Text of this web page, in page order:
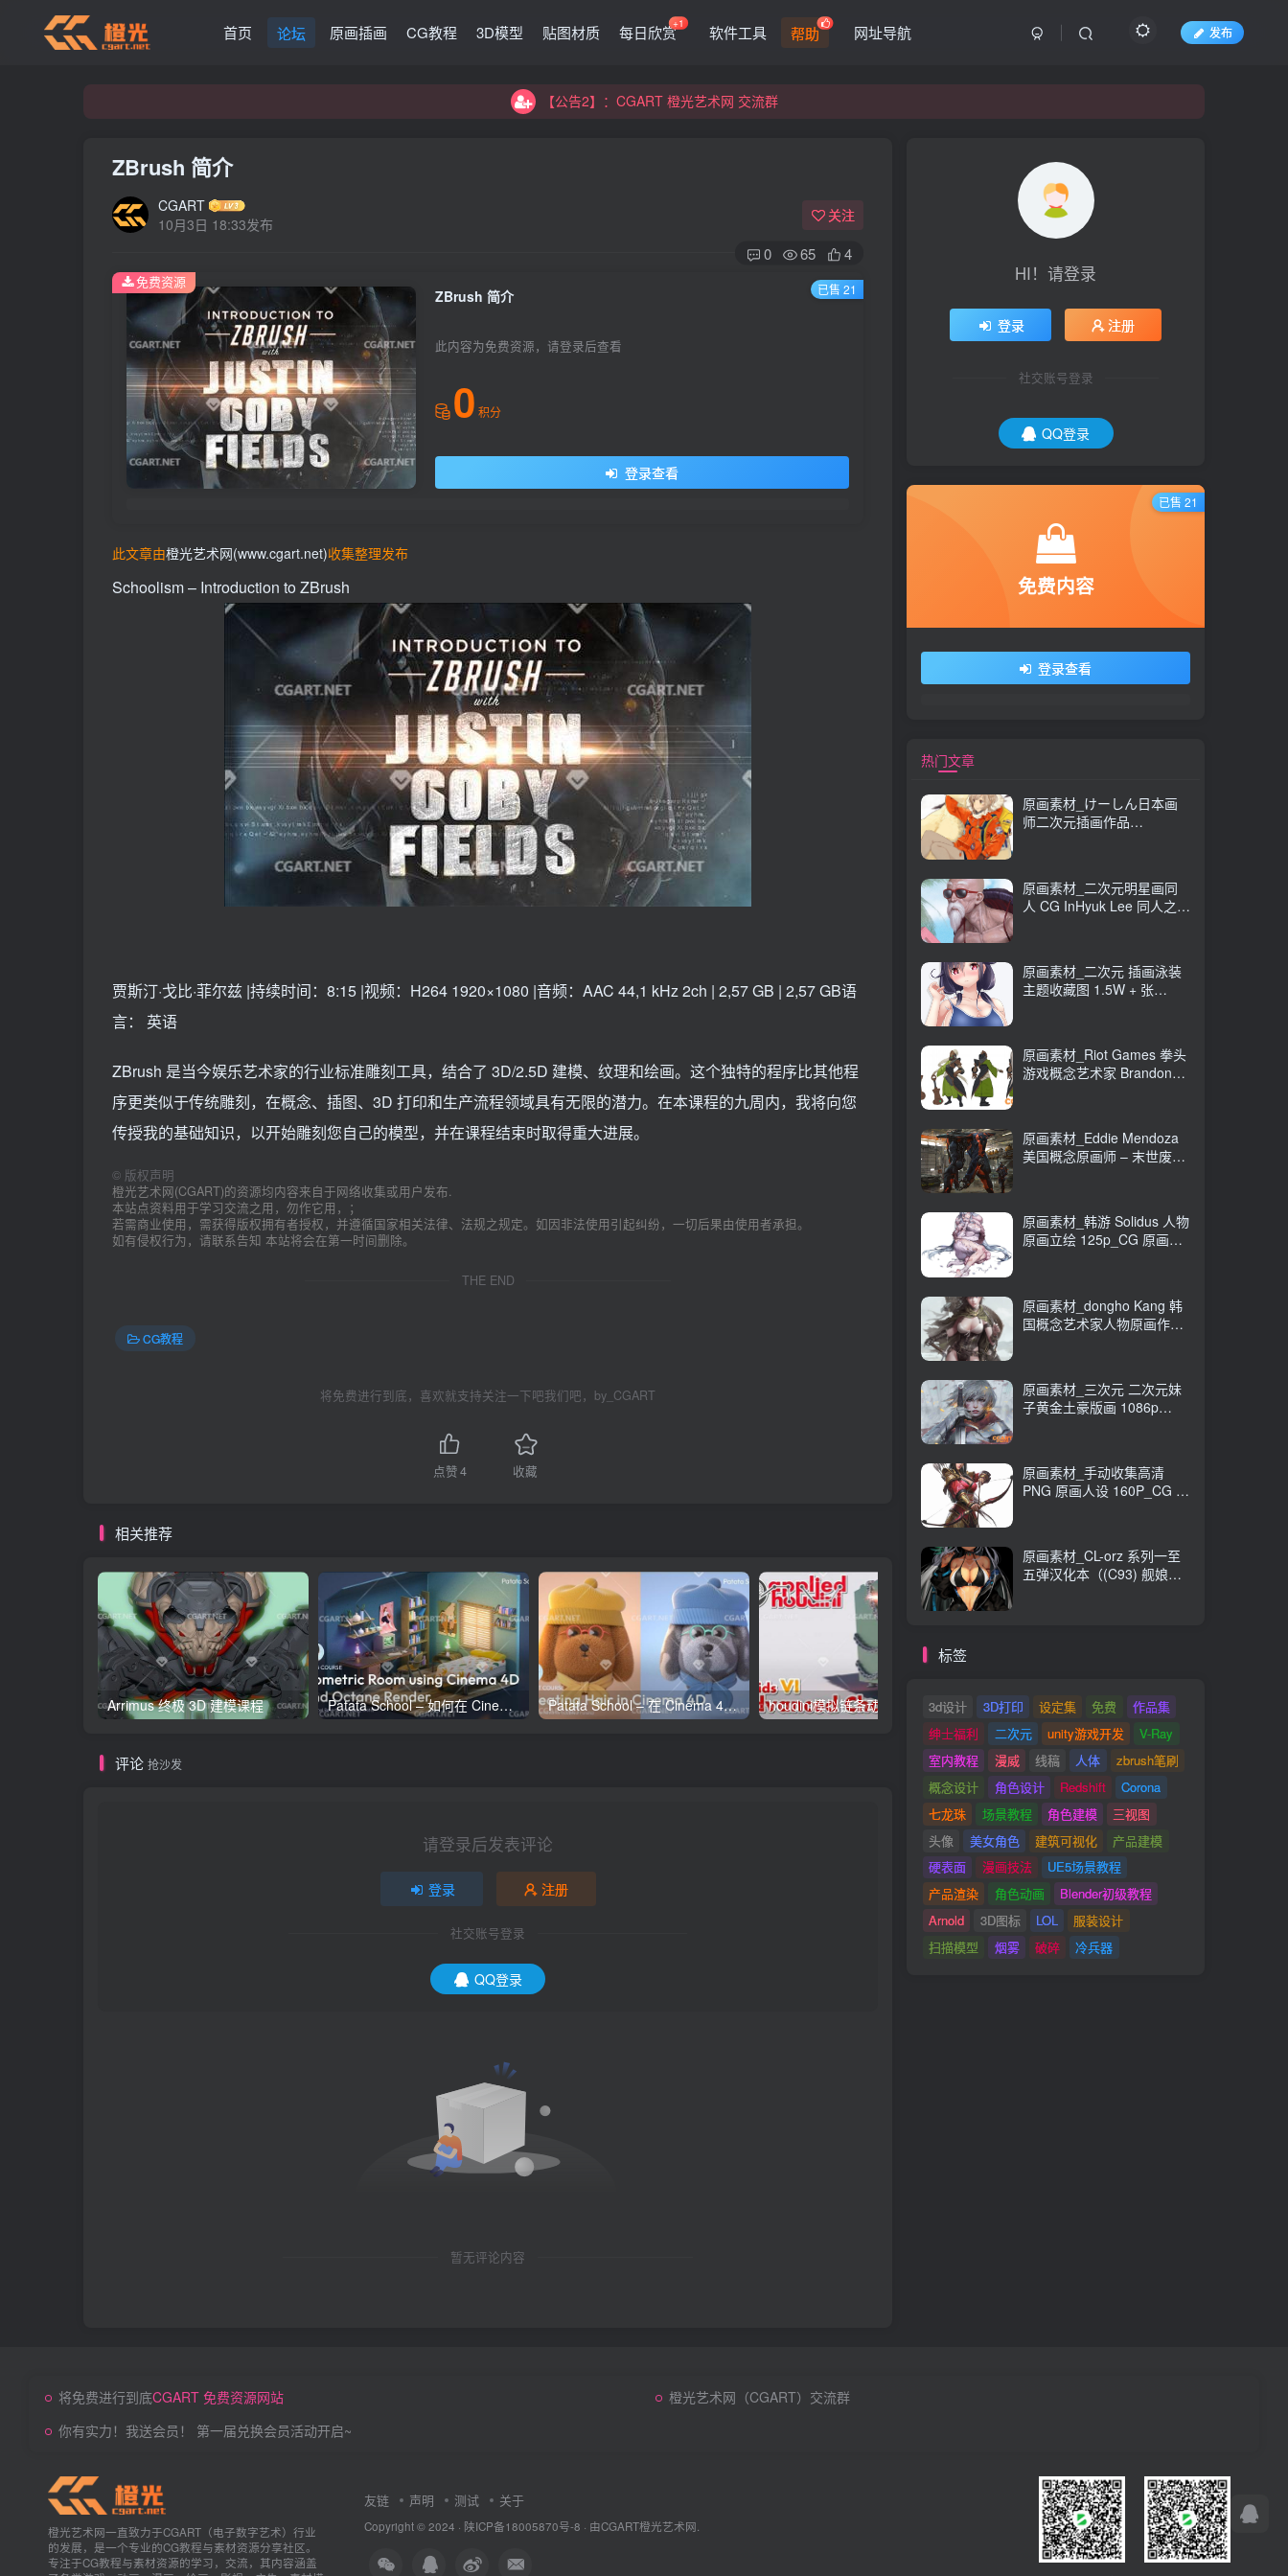
首页 论坛 原画插画 CG教程 3D模型 贴图材质 每日欣赏+1 软件工具 帮助 网址导航 发布
【公告2】：CGART 橙光艺术网 交流群
【公告2】：CGART 橙光艺术网 交流群
ZBrush 简介
CGART
10月3日 18:33发布
关注
0 65 4
ZBrush 简介
此内容为免费资源，请登录后查看
0 积分
登录查看
免费资源 已售 21
此文章由橙光艺术网(www.cgart.net)收集整理发布
Schoolism – Introduction to ZBrush
贾斯汀·戈比·菲尔兹 |持续时间：8:15 |视频：H264 1920×1080 |音频：AAC 44,1 kHz 2ch | 2,57 GB | 2,57 GB语
言： 英语
ZBrush 是当今娱乐艺术家的行业标准雕刻工具，结合了 3D/2.5D 建模、纹理和绘画。这个独特的程序比其他程
序更类似于传统雕刻，在概念、插图、3D 打印和生产流程领域具有无限的潜力。在本课程的九周内，我将向您
传授我的基础知识，以开始雕刻您自己的模型，并在课程结束时取得重大进展。
© 版权声明
橙光艺术网(CGART)的资源均内容来自于网络收集或用户发布.
本站点资料用于学习交流之用，勿作它用，；
若需商业使用，需获得版权拥有者授权，并遵循国家相关法律、法规之规定。如因非法使用引起纠纷，一切后果由使用者承担。
如有侵权行为，请联系告知 本站将会在第一时间删除。
THE END
CG教程
将免费进行到底，喜欢就支持关注一下吧我们吧，by_CGART
点赞4 收藏
相关推荐
Arrimus 终极 3D 建模课程 Patata School – 如何在 Cinema 4D 和 Octane 中制迷你房间 Patata School – 在 Cinema 4D 中创建毛发教程 houdini模拟链条动画 3ds max 2025 基础知识和大师班
评论 抢沙发
请登录后发表评论
登录 注册
社交账号登录
QQ登录
暂无评论内容
HI！请登录
登录 注册
社交账号登录
QQ登录
免费内容
登录查看
已售 21
热门文章
原画素材_けーしん日本画
师二次元插画作品
原画素材_二次元明星画同
人 CG InHyuk Lee 同人之神
原画素材_二次元 插画泳装
主题收藏图 1.5W + 张
原画素材_Riot Games 拳头
游戏概念艺术家 Brandon
原画素材_Eddie Mendoza
美国概念原画师 – 末世废土
原画素材_韩游 Solidus 人物
原画立绘 125p_CG 原画资
原画素材_dongho Kang 韩
国概念艺术家人物原画作品
原画素材_三次元 二次元妹
子黄金土豪版画 1086p
原画素材_手动收集高清
PNG 原画人设 160P_CG 原
原画素材_CL-orz 系列一至
五弹汉化本（(C93) 舰娘
标签
3d设计 3D打印 设定集 免费
作品集
绅士福利
二次元 unity游戏开发
V-Ray
室内教程
漫威 线稿 人体
zbrush笔刷
概念设计
角色设计 Redshift
Corona
七龙珠
场景教程 角色建模
三视图
头像
美女角色 建筑可视化
产品建模
硬表面
漫画技法
UE5场景教程
产品渲染
角色动画
Blender初级教程
Arnold
3D图标 LOL
服装设计
扫描模型
烟雾 破碎 冷兵器
将免费进行到底CGART 免费资源网站
橙光艺术网（CGART）交流群
你有实力！我送会员！ 第一届兑换会员活动开启~
橙光艺术网一直致力于CGART（电子数字艺术）行业
的发展，是一个专业的CG教程与素材资源分享社区。
专注于CG教程与素材资源的学习，交流，其内容涵盖
友链 声明 测试 关于
Copyright © 2024 · 陕ICP备18005870号-8 · 由CGART橙光艺术网.
登录
社交账号登录
QQ登录